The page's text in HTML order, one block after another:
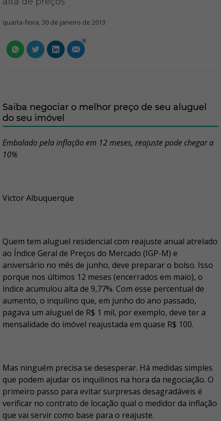
quarta-feira, 30 de janeiro de 2013
0
Saiba negociar o melhor preço de seu aluguel
do seu imóvel
Embalado pela inflação em 12 meses, reajuste pode chegar a
10%
Victor Albuquerque
Quem tem aluguel residencial com reajuste anual atrelado
ao Índice Geral de Preços do Mercado (IGP-M) e
aniversário no mês de junho, deve preparar o bolso. Isso
porque nos últimos 12 meses (encerrados em maio), o
índice acumulou alta de 9,77%. Com esse percentual de
aumento, o inquilino que, em junho do ano passado,
pagava um aluguel de R$ 1 mil, por exemplo, deve ter a
mensalidade do imóvel reajustada em quase R$ 100.
Mas ninguém precisa se desesperar. Há medidas simples
que podem ajudar os inquilinos na hora da negociação. O
primeiro passo para evitar surpresas desagradáveis é
verificar no contrato de locação qual o medidor da inflação
que vai servir como base para o reajuste.